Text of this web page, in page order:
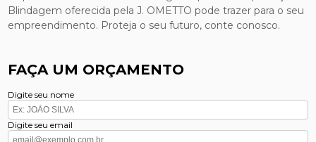
Blindagem oferecida pela J. OMETTO pode trazer para o seu
empreendimento. Proteja o seu futuro, conte conosco.
FAÇA UM ORÇAMENTO
Digite seu nome
Digite seu email